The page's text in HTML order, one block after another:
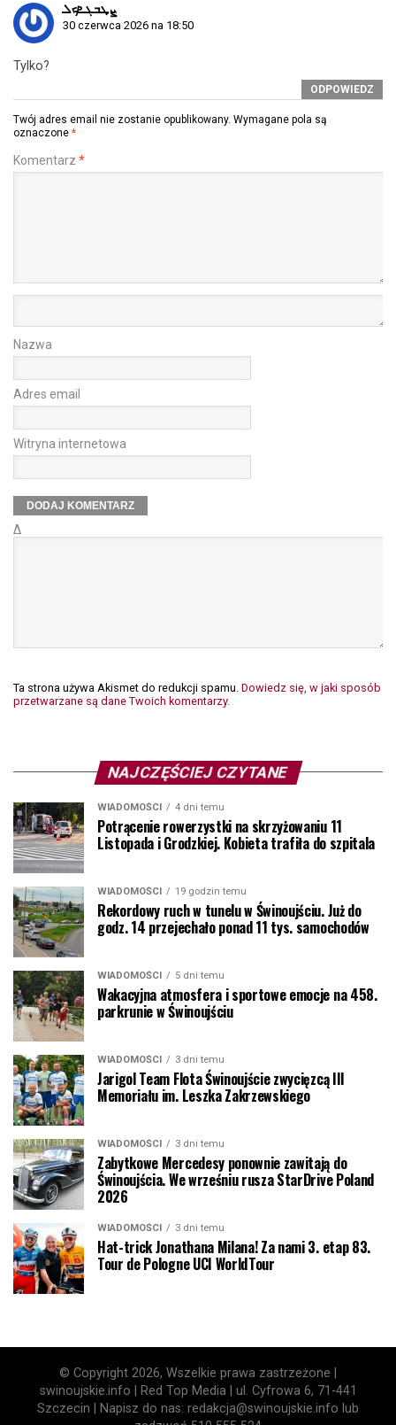
ܨܜܒܓܧܟܠ
30 czerwca 2026 na 18:50
Tylko?
ODPOWIEDZ
Twój adres email nie zostanie opublikowany. Wymagane pola są
oznaczone *
Komentarz *
Nazwa
Adres email
Witryna internetowa
Δ
Ta strona używa Akismet do redukcji spamu. Dowiedz się, w jaki sposób
przetwarzane są dane Twoich komentarzy.
NAJCZĘŚCIEJ CZYTANE
WIADOMOŚCI 4 dni temu
Potrącenie rowerzystki na skrzyżowaniu 11
Listopada i Grodzkiej. Kobieta trafiła do szpitala
WIADOMOŚCI 19 godzin temu
Rekordowy ruch w tunelu w Świnoujściu. Już do
godz. 14 przejechało ponad 11 tys. samochodów
WIADOMOŚCI 5 dni temu
Wakacyjna atmosfera i sportowe emocje na 458.
parkrunie w Świnoujściu
WIADOMOŚCI 3 dni temu
Jarigol Team Flota Świnoujście zwycięzcą III
Memoriału im. Leszka Zakrzewskiego
WIADOMOŚCI 3 dni temu
Zabytkowe Mercedesy ponownie zawitają do
Świnoujścia. We wrześniu rusza StarDrive Poland
2026
WIADOMOŚCI 3 dni temu
Hat-trick Jonathana Milana! Za nami 3. etap 83.
Tour de Pologne UCI WorldTour
© Copyright 2026, Wszelkie prawa zastrzeżone |
swinoujskie.info | Red Top Media | ul. Cyfrowa 6, 71-441
Szczecin | Napisz do nas: redakcja@swinoujskie.info lub